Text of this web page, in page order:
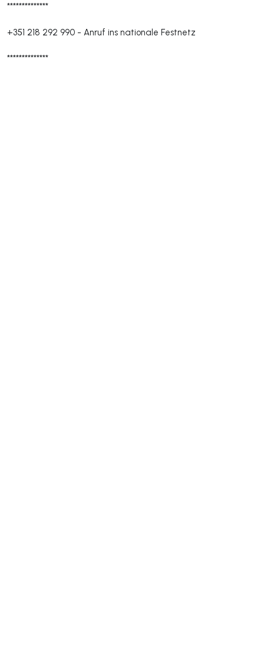
**************
+351 218 292 990 - Anruf ins nationale Festnetz
**************